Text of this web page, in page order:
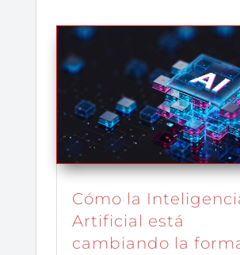
Cómo la
Artificial está
cambiando la